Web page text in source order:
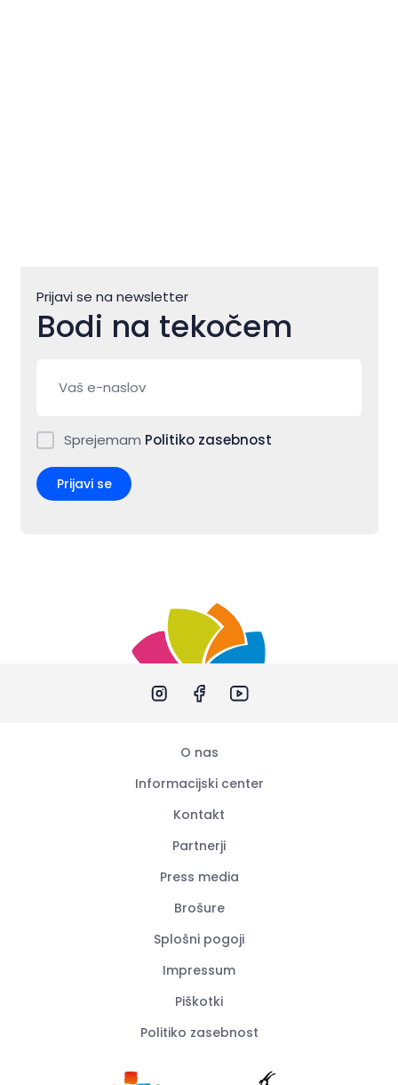
Prijavi se na newsletter
Bodi na tekočem
Sprejemam Politiko zasebnost
Prijavi se
O nas
Informacijski center
Kontakt
Partnerji
Press media
Brošure
Splošni pogoji
Impressum
Piškotki
Politiko zasebnost